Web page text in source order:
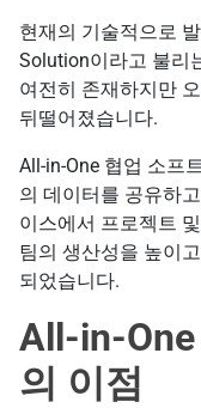
현재의 기술적으로
Solution이라고 불리
여전히 존재하지만
뒤떨어졌습니다.
All-in-One 협업 소프
의 데이터를 공유하
이스에서 프로젝트
팀의 생산성을 높이
되었습니다.
All-in-
의 이점